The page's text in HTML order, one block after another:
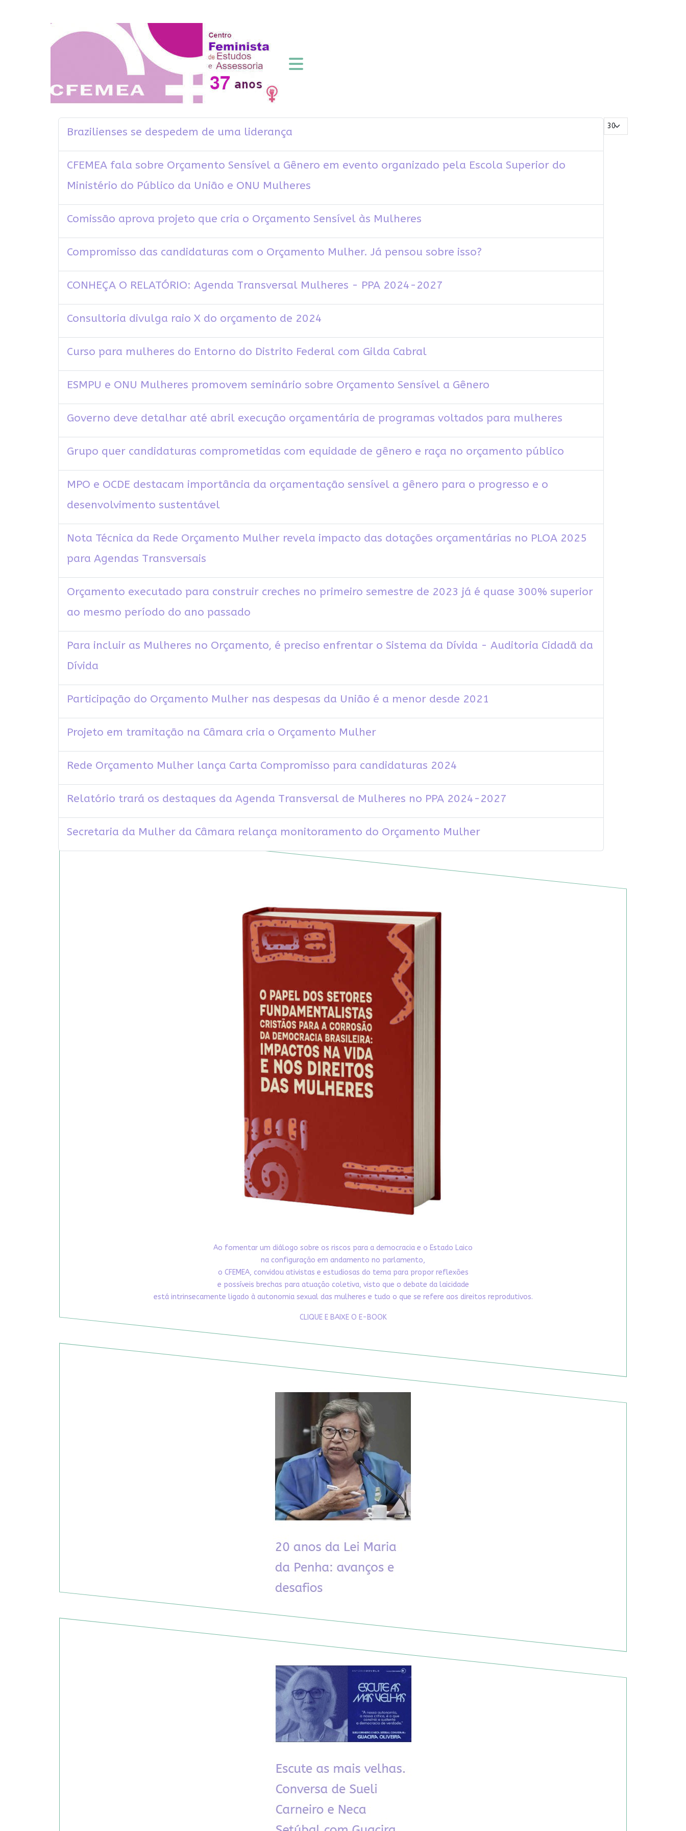
Mostrar #
Brazilienses se despedem de uma liderança
CFEMEA fala sobre Orçamento Sensível a Gênero em evento organizado pela Escola Superior do
Ministério do Público da União e ONU Mulheres
Comissão aprova projeto que cria o Orçamento Sensível às Mulheres
Compromisso das candidaturas com o Orçamento Mulher. Já pensou sobre isso?
CONHEÇA O RELATÓRIO: Agenda Transversal Mulheres - PPA 2024-2027
Consultoria divulga raio X do orçamento de 2024
Curso para mulheres do Entorno do Distrito Federal com Gilda Cabral
ESMPU e ONU Mulheres promovem seminário sobre Orçamento Sensível a Gênero
Governo deve detalhar até abril execução orçamentária de programas voltados para mulheres
Grupo quer candidaturas comprometidas com equidade de gênero e raça no orçamento público
MPO e OCDE destacam importância da orçamentação sensível a gênero para o progresso e o
desenvolvimento sustentável
Nota Técnica da Rede Orçamento Mulher revela impacto das dotações orçamentárias no PLOA 2025
para Agendas Transversais
Orçamento executado para construir creches no primeiro semestre de 2023 já é quase 300% superior
ao mesmo período do ano passado
Para incluir as Mulheres no Orçamento, é preciso enfrentar o Sistema da Dívida - Auditoria Cidadã da
Dívida
Participação do Orçamento Mulher nas despesas da União é a menor desde 2021
Projeto em tramitação na Câmara cria o Orçamento Mulher
Rede Orçamento Mulher lança Carta Compromisso para candidaturas 2024
Relatório trará os destaques da Agenda Transversal de Mulheres no PPA 2024-2027
Secretaria da Mulher da Câmara relança monitoramento do Orçamento Mulher
Ao fomentar um diálogo sobre os riscos para a democracia e o Estado Laico
na configuração em andamento no parlamento,
o CFEMEA, convidou ativistas e estudiosas do tema para propor reflexões
e possíveis brechas para atuação coletiva, visto que o debate da laicidade
está intrinsecamente ligado à autonomia sexual das mulheres e tudo o que se refere aos direitos reprodutivos.
CLIQUE E BAIXE O E-BOOK